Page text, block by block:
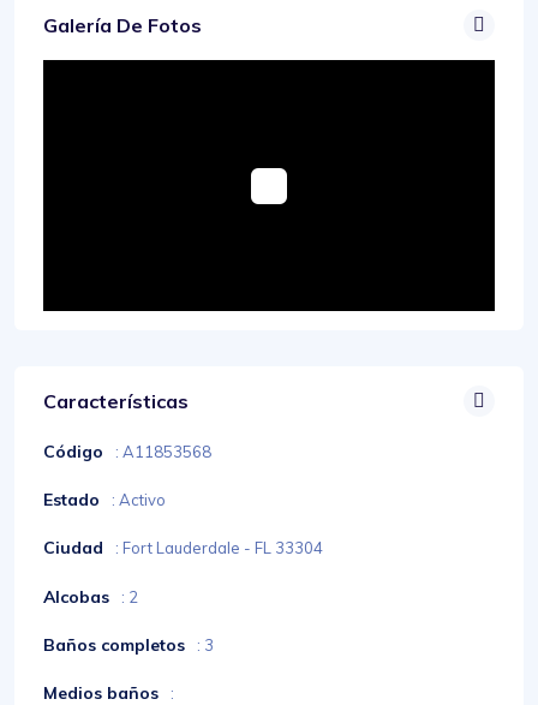
Galería De Fotos
Características
Código : A11853568
Estado : Activo
Ciudad : Fort Lauderdale - FL 33304
Alcobas : 2
Baños completos : 3
Medios baños :